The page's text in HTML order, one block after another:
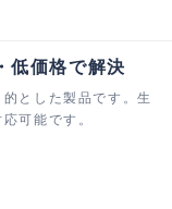
低価格で解決
とした製品です。生
可能です。